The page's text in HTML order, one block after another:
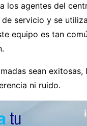
los agentes del
servicio y se utiliza
equipo es tan
sean exitosas,
ni ruido.